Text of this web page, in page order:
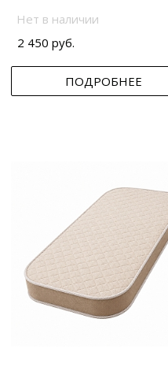
Нет в наличии
2 450 руб.
ПОДРОБНЕЕ